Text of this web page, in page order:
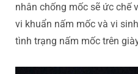
nhân chống mốc sẽ ức chế
vi khuẩn nấm mốc và vi
tình trạng nấm mốc trên